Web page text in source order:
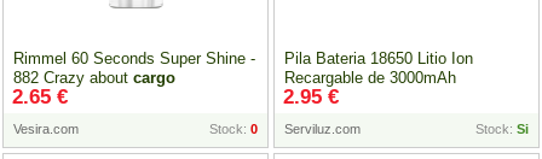
Rimmel 60 Seconds Super Shine -
882 Crazy about cargo
Vesira.com Stock: 0
2.65 €
Pila Bateria 18650 Litio Ion
Recargable de 3000mAh
Serviluz.com Stock: Si
2.95 €